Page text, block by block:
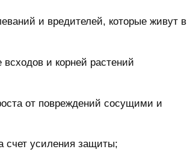
и вредителей, которые живут в
и корней растений
от повреждений сосущими и
счет усиления защиты;